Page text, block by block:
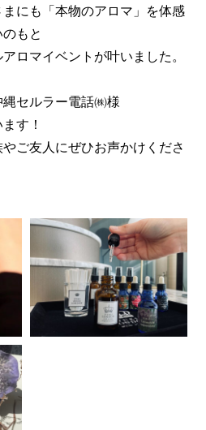
にも「本物のアロマ」を体感
もと
ロマイベントが叶いました。
セルラー電話㈱様
す！
ご友人にぜひお声かけくださ